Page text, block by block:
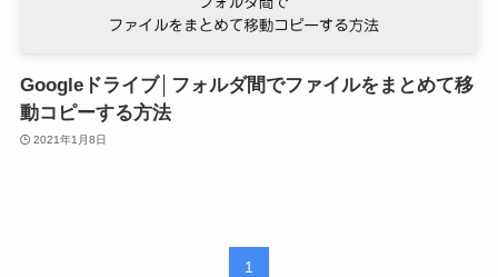
Googleドライブ│フォルダ間でファイルをまとめて移
動コピーする方法
2021年1月8日
1